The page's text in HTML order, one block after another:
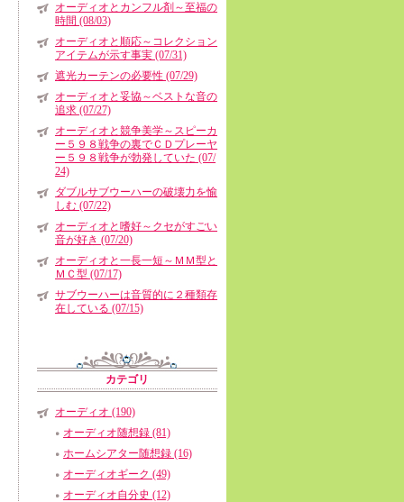
オーディオとカンフル剤～至福の
時間 (08/03)
オーディオと順応～コレクション
アイテムが示す事実 (07/31)
遮光カーテンの必要性 (07/29)
オーディオと妥協～ベストな音の
追求 (07/27)
オーディオと競争美学～スピーカ
ー５９８戦争の裏でＣＤプレーヤ
ー５９８戦争が勃発していた (07/
24)
ダブルサブウーハーの破壊力を愉
しむ (07/22)
オーディオと嗜好～クセがすごい
音が好き (07/20)
オーディオと一長一短～ＭＭ型と
ＭＣ型 (07/17)
サブウーハーは音質的に２種類存
在している (07/15)
カテゴリ
オーディオ (190)
オーディオ随想録 (81)
ホームシアター随想録 (16)
オーディオギーク (49)
オーディオ自分史 (12)